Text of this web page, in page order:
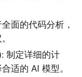
面的代码分析，
: 制定详细的计
适的 AI 模型。